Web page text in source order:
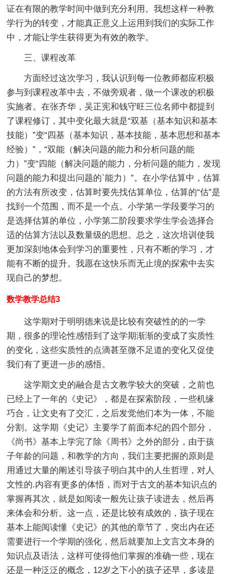
证在有限的教学时间中做到充分利用。我想这样一种教
学行为的转变，才能真正意义上运用到我们的实际工作
中，才能让学生获得更为有效的教学。
三、课程改革
方面经过这次学习，我认识到每一位教师都应积极
参与到课程改革中去，不做旁观者，做一个课改的积极
实施者。在张齐华，吴正宪和钱守旺三位名师中都提到
了课程修订，其中变化最大就是“双基（基本知识和基本
技能）”变“四基（基本知识，基本技能，基本思想和基本
经验）”，“双能（解决问题的能力和分析问题的能
力）”变“四能（解决问题的能力，分析问题的能力，发现
问题的能力和提出问题的`能力）”。在小学估算中，估算
的方法有所改变，估算时要先找估算单位，估算的“估”是
找到一个范围，而不是一个点。小学第一学段要学习的
是选择估算的单位，小学第二阶段要求学生学会选择合
适的估算方法以及数量级的思想。总之，这次培训使我
更加深刻地体会到学习的重要性，只有不断的学习，才
能有不断的提升。我愿在这快乐而无止境的探索中去实
现自己的梦想。
数学教学总结3
这学期对于明明德来说是比较有突破性的的一学
期，很多的理论性感悟到了这学期渐渐的变成了实质性
的变化，这些实质性的点滴甚至微不足道的变化又促使
我们有了更进一步的感悟。
这学期文史的融合是古文教学较大的突破，之前也
已经上了一年的《史记》，都是在探索阶段，一些机缘
巧合，让文史有了交汇，之后发觉他们本为一体，不能
分割。这学期《史记》主要学了前面本纪的四个部分，
《尚书》基本上学完了除《周书》之外的部分，由于孩
子年龄的问题，和教学的方向，我们主要把握的原则是
用通过大量的阐述引导孩子明白其中的人生哲理，对人
文性的.内容有更多的体悟，而对于古文的基本知识点的
掌握再其次，就是如阅读一般先让孩子读进去，然后再
来体会和分析。这一点，还是比较有成效的，孩子现在
基本上能阅读懂《史记》的其他的章节了，突出内在还
需要进行一个学期的强化，然后就要加上文言文本身的
知识点及语法，这样可使得他们掌握的准确一些，现在
还是一种泛泛的概念，12岁之下小的孩子还早，多读是